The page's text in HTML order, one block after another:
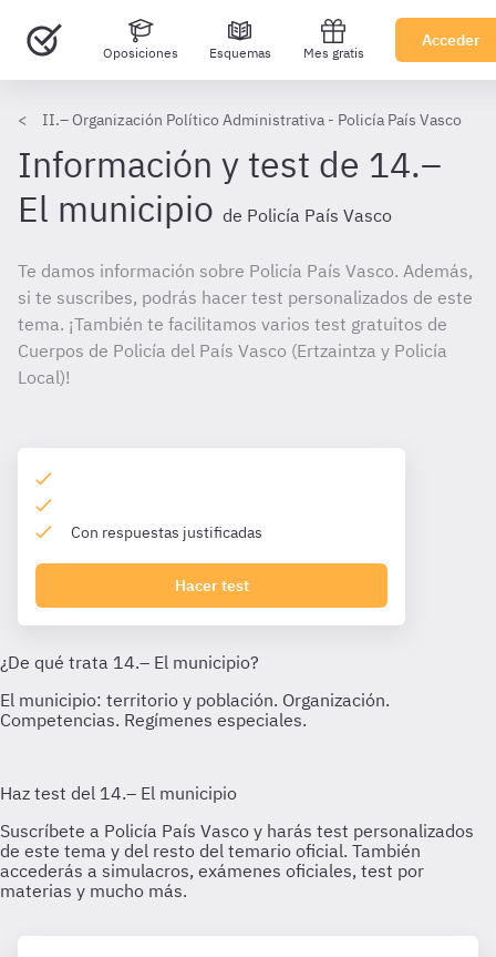
Oposiciones Esquemas Mes gratis
Acceder
II.– Organización Político Administrativa - Policía País Vasco
Información y test de 14.–
El municipio de Policía País Vasco
Te damos información sobre Policía País Vasco. Además,
si te suscribes, podrás hacer test personalizados de este
tema. ¡También te facilitamos varios test gratuitos de
Cuerpos de Policía del País Vasco (Ertzaintza y Policía
Local)!
Con respuestas justificadas
Hacer test